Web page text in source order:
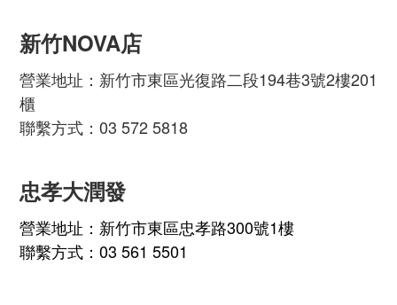
新竹NOVA店
營業地址：新竹市東區光復路二段194巷3號2樓201
櫃
聯繫方式：03 572 5818
忠孝大潤發
營業地址：新竹市東區忠孝路300號1樓
聯繫方式：03 561 5501